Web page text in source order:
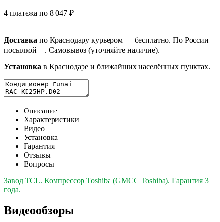
4 платежа по 8 047 ₽
Доставка по Краснодару курьером — бесплатно. По России
посылкой
. Самовывоз (уточняйте наличие).
Установка в Краснодаре и ближайших населённых пунктах.
Описание
Характеристики
Видео
Установка
Гарантия
Отзывы
Вопросы
Завод TCL. Компрессор Toshiba (GMCC Toshiba). Гарантия 3
года.
Видеообзоры